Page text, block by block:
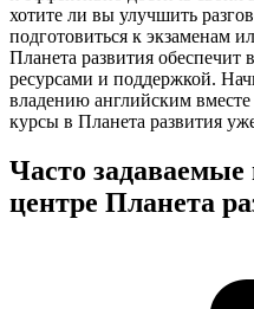
хотите ли вы улучшить
подготовиться к экзаменам
Планета развития
ресурсами и поддержкой.
владению английским
курсы в Планета развития
Часто
центре Планета